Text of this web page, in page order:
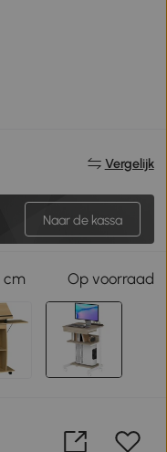
Vergelijk
Naar de kassa
cm Op voorraad